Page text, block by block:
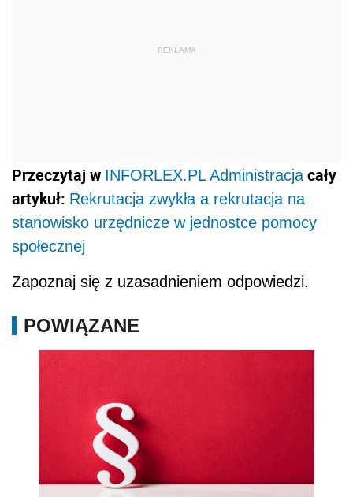
REKLAMA
Przeczytaj w INFORLEX.PL Administracja cały
artykuł: Rekrutacja zwykła a rekrutacja na
stanowisko urzędnicze w jednostce pomocy
społecznej
Zapoznaj się z uzasadnieniem odpowiedzi.
POWIĄZANE